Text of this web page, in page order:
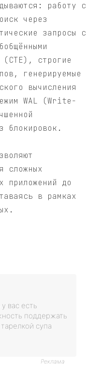
работу с
через
запросы с
(CTE), строгие
генерируемые
вычисления
WAL (Write-
блокировок.
сложных
приложений до
в рамках
вас есть
поддержать
супа
Реклама